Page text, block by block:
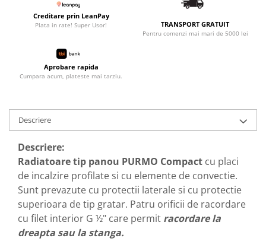
Preparatoare pentru apa calda
menajera
Boilere termoelectrice
Boilere indirecte cu serpentina
Boilere pentru pompe de caldura
Incalzire in pardoseala
Tevi si fitinguri
Tevi si fitinguri PPR
Fitinguri alama
Tevi si fitinguri fonta
Robineti
Creditare prin LeanPay
Plata in rate! Super Usor! TRANSPORT GRATUIT
Pentru comenzi mai mari de 5000 lei
Aprobare rapida
Cumpara acum, plateste mai tarziu.
Descriere
Descriere:
Radiatoare tip panou PURMO Compact cu placi
de incalzire profilate si cu elemente de convectie.
Sunt prevazute cu protectii laterale si cu protectie
superioara de tip gratar. Patru orificii de racordare
cu filet interior G ½" care permit racordare la
dreapta sau la stanga.